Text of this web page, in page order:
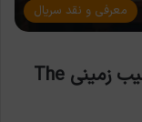
معرفی و نقد سریال
نقد قسمت 10 سریال آزمایشگاه سیب زمینی The